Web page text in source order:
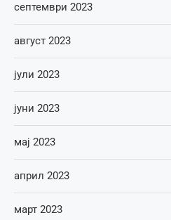
септември 2023
август 2023
јули 2023
јуни 2023
мај 2023
април 2023
март 2023